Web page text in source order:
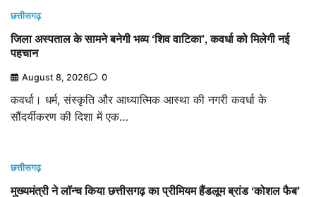
छत्तीसगढ़
जिला अस्पताल के सामने बनेगी भव्य ‘शिव वाटिका’, कवर्धा को मिलेगी नई
पहचान
August 8, 2026 0
कवर्धा। धर्म, संस्कृति और आध्यात्मिक आस्था की नगरी कवर्धा के
सौंदर्यीकरण की दिशा में एक…
छत्तीसगढ़
मुख्यमंत्री ने लॉन्च किया छत्तीसगढ़ का प्रीमियम हैंडलूम ब्रांड ‘कोशल फैब’